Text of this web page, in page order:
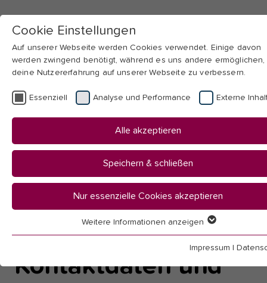
Skip to main navigation Skip to page footer
You
here:
Startseite
Organisation
Beauftragte & Vertretungen
Gleichstellung
Campus und Care
Kontaktdaten und
Cookie Einstellungen
Auf unserer Webseite werden Cookies verwendet. Einige davon
werden zwingend benötigt, während es uns andere ermöglichen,
deine Nutzererfahrung auf unserer Webseite zu verbessern.
Essenziell Analyse und Performance Externe
Alle akzeptieren
Speichern & schließen
Nur essenzielle Cookies akzeptieren
Essenzielle Cookies werden für grundlegende Funktionen der
einwandfrei funktioniert.
Weitere Informationen anzeigen
Impressum